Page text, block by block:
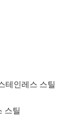
테인레스 스틸
스틸